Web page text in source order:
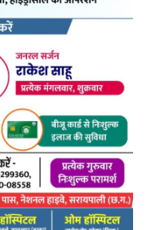
अन्य सात आरोपियों —